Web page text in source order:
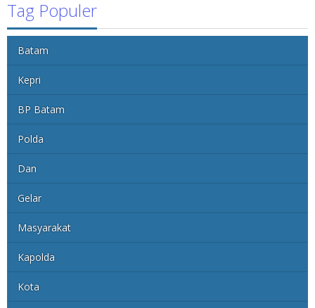
Tag Populer
Batam
Kepri
BP Batam
Polda
Dan
Gelar
Masyarakat
Kapolda
Kota